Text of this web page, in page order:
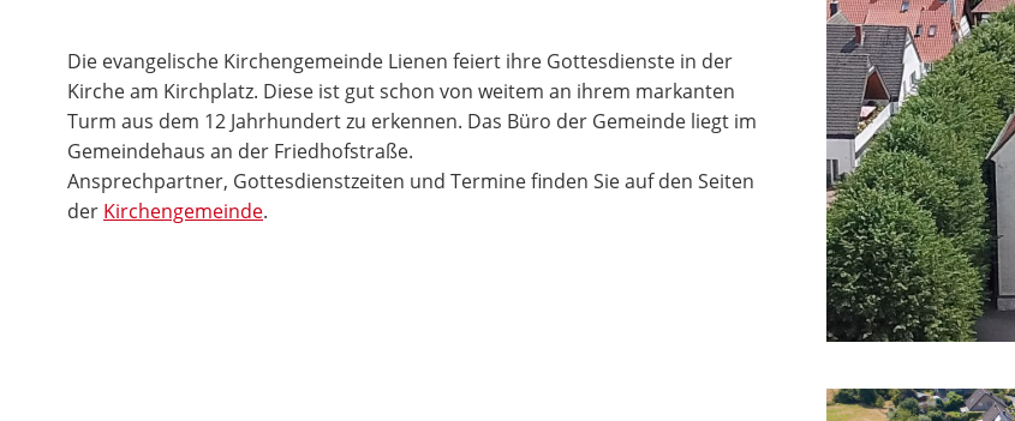
Die evangelische Kirchengemeinde Lienen feiert ihre Gottesdienste in der
Kirche am Kirchplatz. Diese ist gut schon von weitem an ihrem markanten
Turm aus dem 12 Jahrhundert zu erkennen. Das Büro der Gemeinde liegt im
Gemeindehaus an der Friedhofstraße.
Ansprechpartner, Gottesdienstzeiten und Termine finden Sie auf den Seiten
der Kirchengemeinde.